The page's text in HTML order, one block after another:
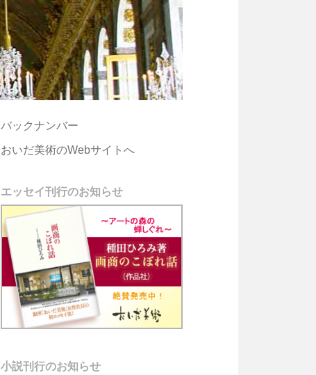
バックナンバー
おいだ美術のWebサイトへ
エッセイ刊行のお知らせ
小説刊行のお知らせ